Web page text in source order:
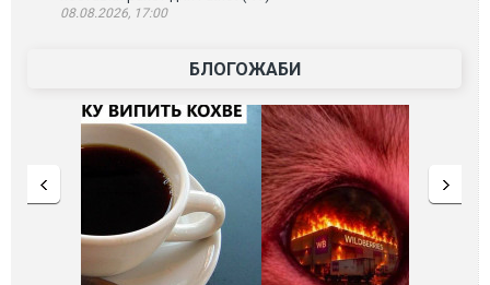
08.08.2026, 17:00
БЛОГОЖАБИ